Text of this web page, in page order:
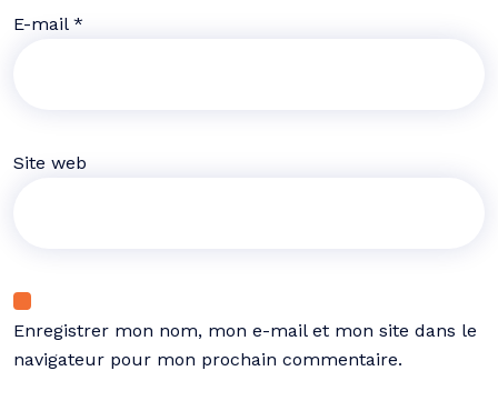
E-mail *
Site web
Enregistrer mon nom, mon e-mail et mon site dans le
navigateur pour mon prochain commentaire.